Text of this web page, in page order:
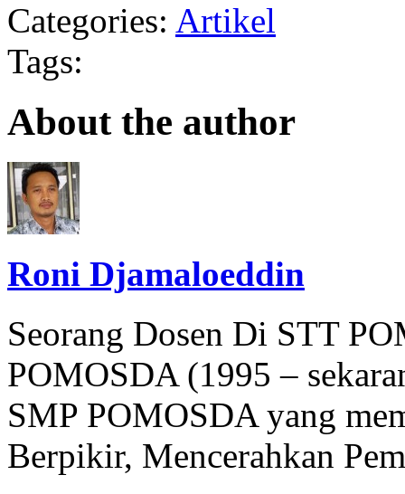
Categories: Artikel
Tags:
About the author
Roni Djamaloeddin
Seorang Dosen Di STT
POMOSDA (1995 –
SMP POMOSDA yang
Berpikir, Mencerahkan